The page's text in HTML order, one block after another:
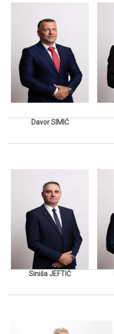
Davor SIMIĆ
Siniša JEFTIĆ